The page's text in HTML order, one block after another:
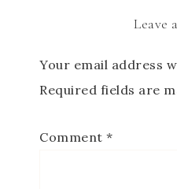
Leave
Your email address
Required fields are
Comment *